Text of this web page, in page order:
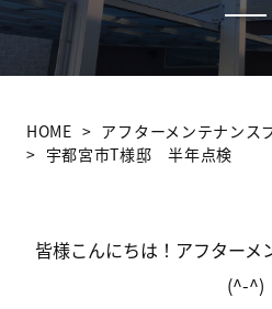
HOME
アフターメンテナンス
宇都宮市T様邸 半年点検
皆様こんにちは！アフターメ
(^-^)